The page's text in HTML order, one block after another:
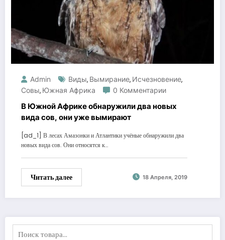
Admin Виды, Вымирание, Исчезновение,
Совы, Южная Африка 0 Комментарии
В Южной Африке обнаружили два новых
вида сов, они уже вымирают
[ad_1] В лесах Амазонки и Атлантики учёные обнаружили два
новых вида сов. Они относятся к…
Читать далее 18 Апреля, 2019